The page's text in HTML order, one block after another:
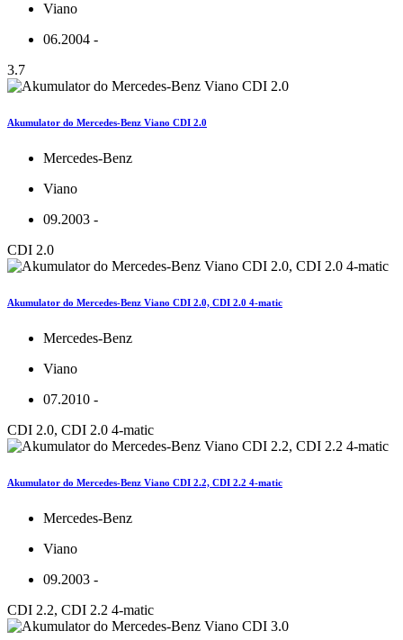
Viano
06.2004 -
3.7
Akumulator do Mercedes-Benz Viano CDI 2.0
Mercedes-Benz
Viano
09.2003 -
CDI 2.0
Akumulator do Mercedes-Benz Viano CDI 2.0, CDI 2.0 4-matic
Mercedes-Benz
Viano
07.2010 -
CDI 2.0, CDI 2.0 4-matic
Akumulator do Mercedes-Benz Viano CDI 2.2, CDI 2.2 4-matic
Mercedes-Benz
Viano
09.2003 -
CDI 2.2, CDI 2.2 4-matic